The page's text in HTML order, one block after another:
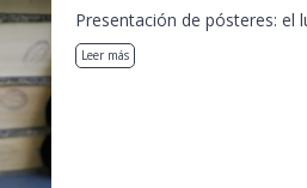
Presentación de pósteres: el
Leer más